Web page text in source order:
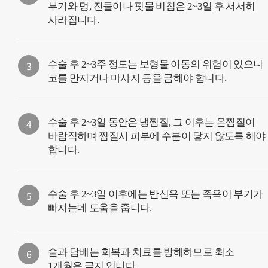
부기와 멍, 진물이나 핏물 비침은 2~3일 후 서서히
사라집니다.
3
수술 후 2~3주 정도는 보형물 이동의 위험이 있으니
코를 만지거나 마사지 등을 금해야 합니다.
4
수술 후 2~3일 동안은 냉찜질, 그 이후는 온찜질이
바람직하며 찜질시 피부에 수분이 닿지 않도록 해야
합니다.
5
수술 후 2~3일 이후에는 반신욕 또는 족욕이 부기가
빠지는데 도움을 줍니다.
6
술과 담배는 회복과 치료를 방해하므로 최소